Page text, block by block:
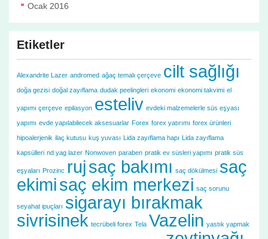
Ocak 2016
Etiketler
Alexandrite Lazer andromed ağaç temalı çerçeve cilt sağlığı
doğa gezisi doğal zayıflama dudak peelingleri ekonomi ekonomi takvimi el
yapımı çerçeve epilasyon esteliv evdeki malzemelerle süs eşyası
yapımı evde yapılabilecek aksesuarlar Forex forex yatırımı forex ürünleri
hipoalerjenik ilaç kutusu kuş yuvası Lida zayıflama hapı Lida zayıflama
kapsülleri nd yag lazer Nonwoven paraben pratik ev süsleri yapımı pratik süs
eşyaları Prozinc rujsaç bakımı saç dökülmesi saç
ekimisaç ekim merkezi saç sorunu
seyahat ipuçları sigarayı bırakmak
sivrisinek tecrübeli forex Tela Vazelin yastık yapmak